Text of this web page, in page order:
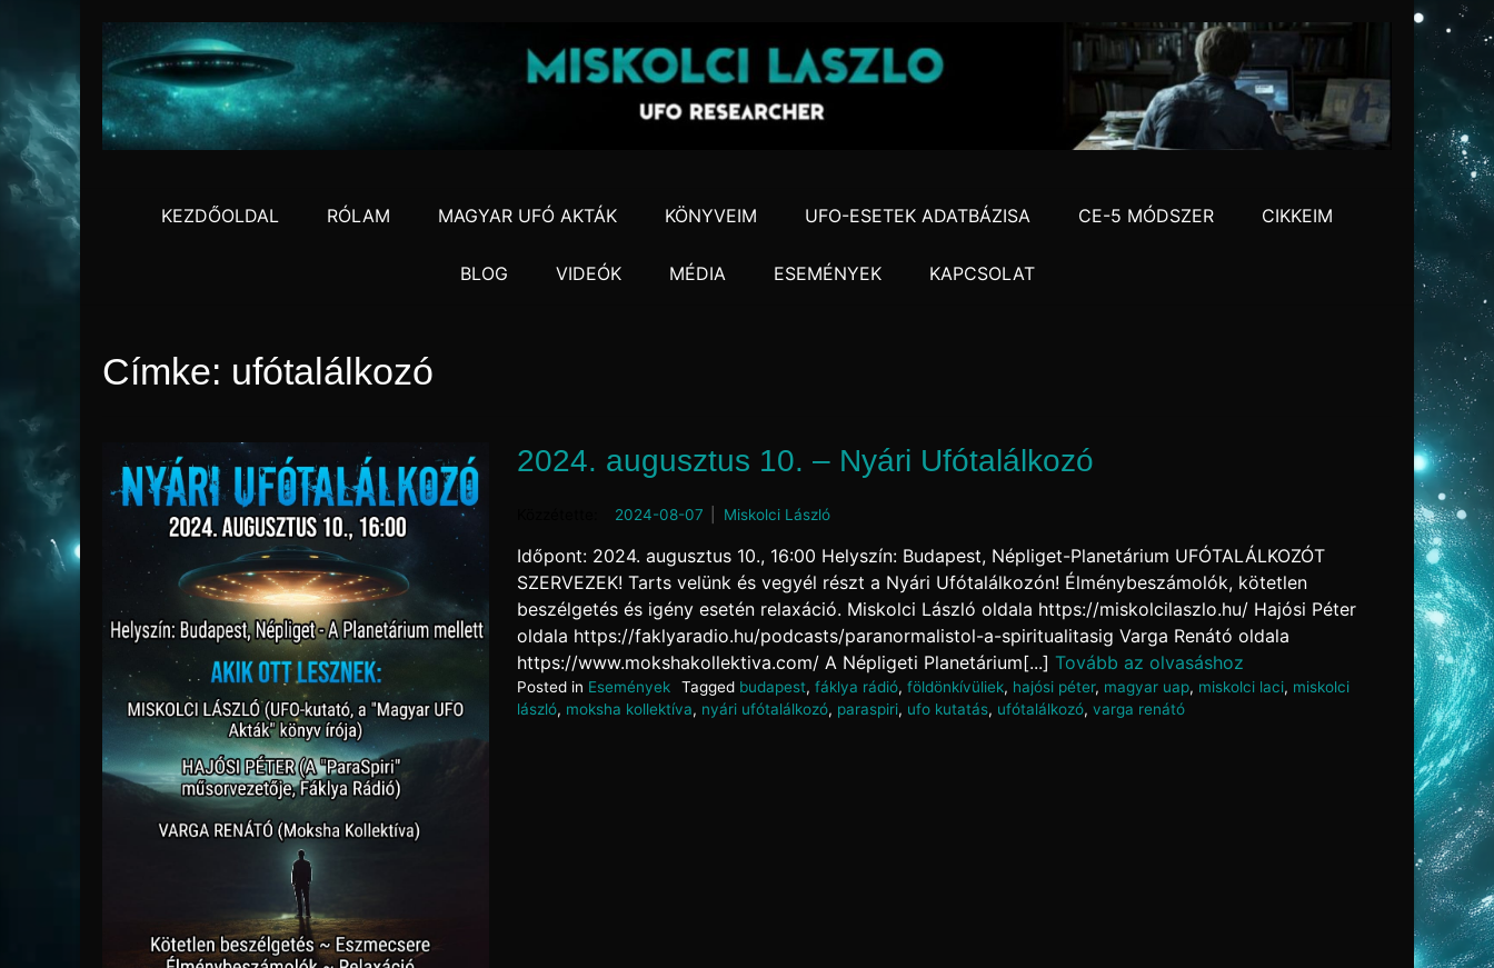
content
KEZDŐOLDAL RÓLAM MAGYAR UFÓ AKTÁK KÖNYVEIM UFO-ESETEK ADATBÁZISA CE-5 MÓDSZER CIKKEIM
BLOG VIDEÓK MÉDIA ESEMÉNYEK KAPCSOLAT
Címke: ufótalálkozó
2024. augusztus 10. – Nyári Ufótalálkozó
2024-08-07by Miskolci László
Időpont: 2024. augusztus 10., 16:00 Helyszín: Budapest, Népliget-Planetárium UFÓTALÁLKOZÓT
SZERVEZEK! Tarts velünk és vegyél részt a Nyári Ufótalálkozón! Élménybeszámolók, kötetlen
beszélgetés és igény esetén relaxáció. Miskolci László oldala https://miskolcilaszlo.hu/ Hajósi Péter
oldala https://faklyaradio.hu/podcasts/paranormalistol-a-spiritualitasig Varga Renátó oldala
https://www.mokshakollektiva.com/ A Népligeti Planetárium[...] Tovább az olvasáshoz
Posted in Események Tagged budapest, fáklya rádió, földönkívüliek, hajósi péter, magyar uap, miskolci laci, miskolci
lászló, moksha kollektíva, nyári ufótalálkozó, paraspiri, ufo kutatás, ufótalálkozó, varga renátó